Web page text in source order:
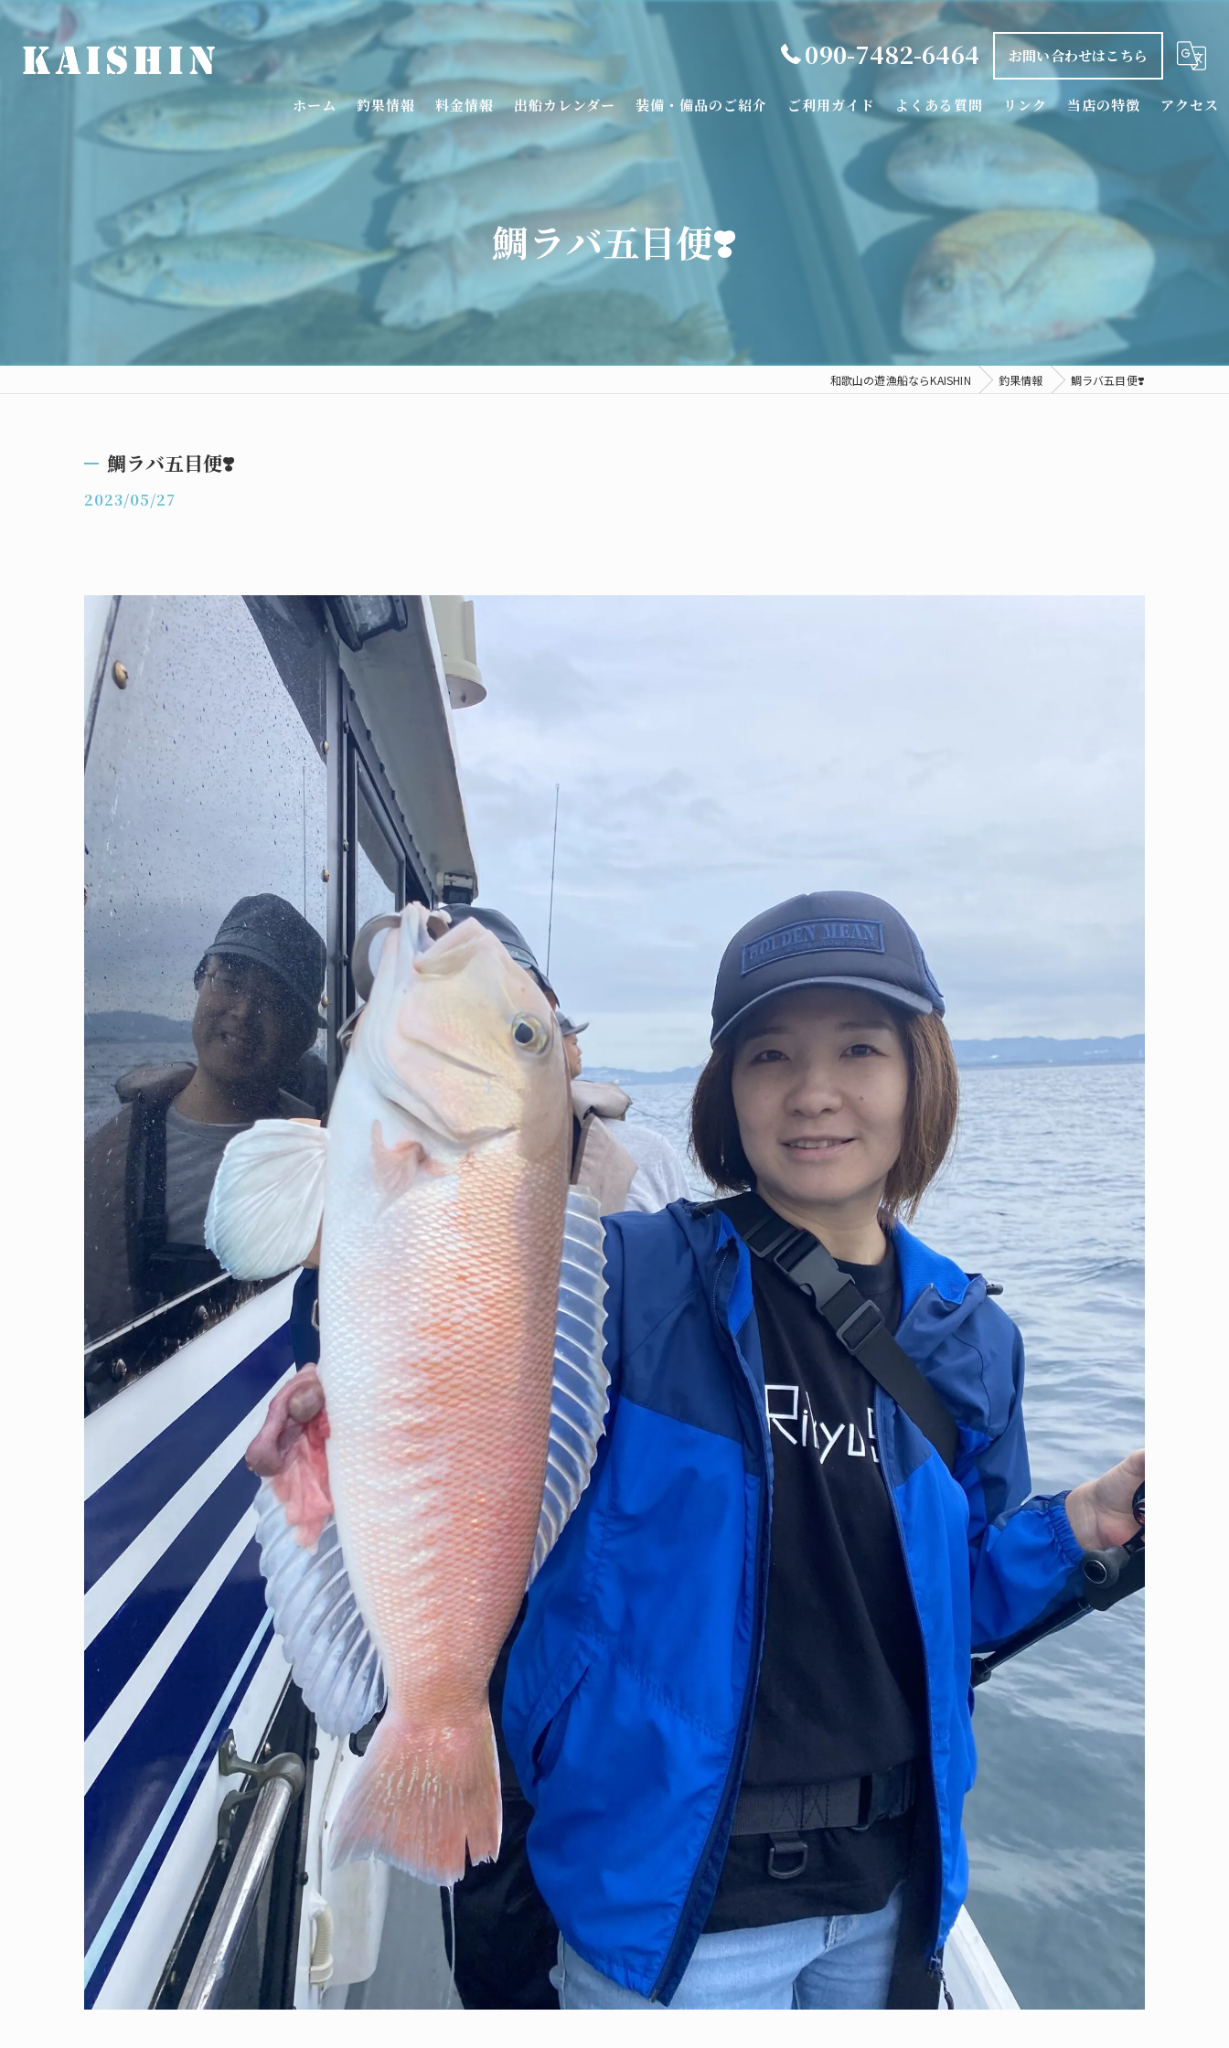
090-7482-6464 お問い合わせはこちら
ホーム 釣果情報 料金情報 出船カレンダー 装備・備品のご紹介 ご利用ガイド よくある質問 リンク 当店の特徴
釣り船
タイラバ
シロアマダイ
アクセス
鯛ラバ五目便❣️
和歌山の遊漁船ならKAISHIN 釣果情報 鯛ラバ五目便❣️
鯛ラバ五目便❣️
2023/05/27